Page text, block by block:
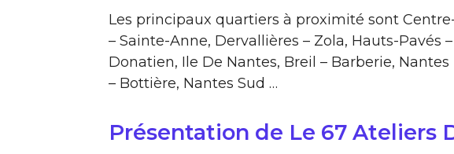
Les principaux quartiers à proximité sont
– Sainte-Anne, Dervallières – Zola, Hauts-Pavés
Donatien, Ile De Nantes, Breil – Barberie,
– Bottière, Nantes Sud …
Présentation de Le 67 Ateliers